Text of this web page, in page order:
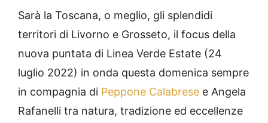
Sarà la Toscana, o meglio, gli splendidi
territori di Livorno e Grosseto, il focus della
nuova puntata di Linea Verde Estate (24
luglio 2022) in onda questa domenica sempre
in compagnia di Peppone Calabrese e Angela
Rafanelli tra natura, tradizione ed eccellenze